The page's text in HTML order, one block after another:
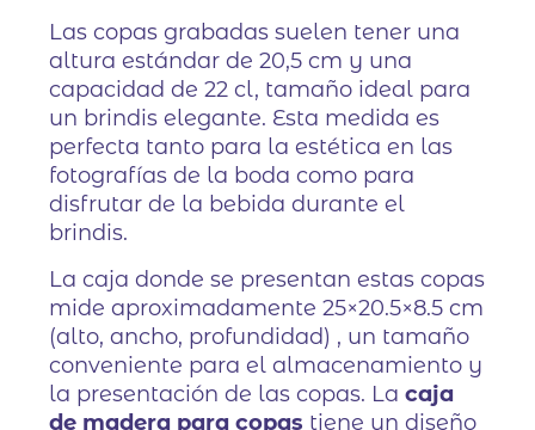
Las copas grabadas suelen tener una
altura estándar de 20,5 cm y una
capacidad de 22 cl, tamaño ideal para
un brindis elegante. Esta medida es
perfecta tanto para la estética en las
fotografías de la boda como para
disfrutar de la bebida durante el
brindis.
La caja donde se presentan estas copas
mide aproximadamente 25×20.5×8.5 cm
(alto, ancho, profundidad) , un tamaño
conveniente para el almacenamiento y
la presentación de las copas. Lacaja
de madera para copas tiene un diseño